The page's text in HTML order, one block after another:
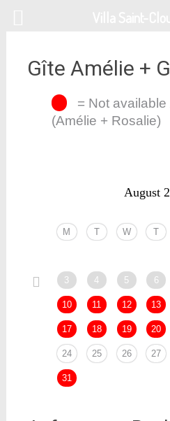
Gîte Amélie +
= Not
(Amélie + Rosalie)
August
M T W T
3 4 5 6
10 11 12 13
17 18 19 20
24 25 26 27
31